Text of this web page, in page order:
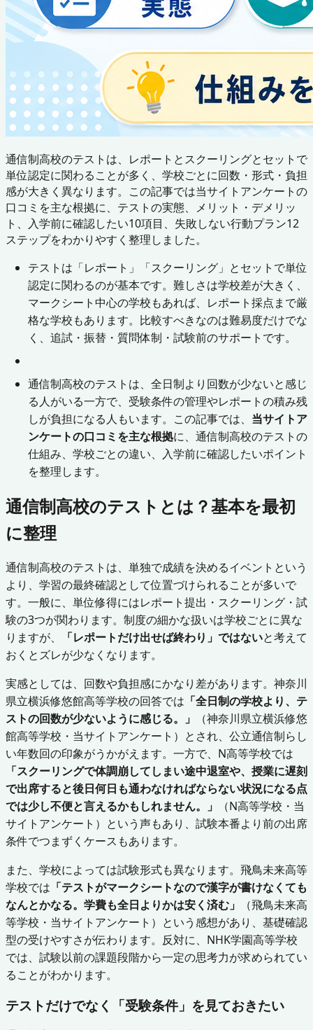
通信制高校のテストは、レポートとスクーリングとセットで
単位認定に関わることが多く、学校ごとに回数・形式・負担
感が大きく異なります。この記事では当サイトアンケートの
口コミを主な根拠に、テストの実態、メリット・デメリッ
ト、入学前に確認したい10項目、失敗しない行動プラン12
ステップをわかりやすく整理しました。
テストは「レポート」「スクーリング」とセットで単位
認定に関わるのが基本です。難しさは学校差が大きく、
マークシート中心の学校もあれば、レポート採点まで厳
格な学校もあります。比較すべきなのは難易度だけでな
く、追試・振替・質問体制・試験前のサポートです。
通信制高校のテストは、全日制より回数が少ないと感じ
る人がいる一方で、受験条件の管理やレポートの積み残
しが負担になる人もいます。この記事では、 当サイトア
ンケートの口コミを主な根拠に、通信制高校のテストの
仕組み、学校ごとの違い、入学前に確認したいポイント
を整理します。
通信制高校のテストとは？基本を最初
に整理
通信制高校のテストは、単独で成績を決めるイベントという
より、学習の最終確認として位置づけられることが多いで
す。一般に、単位修得にはレポート提出・スクーリング・試
験の3つが関わります。制度の細かな扱いは学校ごとに異な
りますが、
「レポートだけ出せば終わり」ではないと考えて
おくとズレが少なくなります。
実感としては、回数や負担感にかなり差があります。神奈川
県立横浜修悠館高等学校の回答では 「全日制の学校より、テ
ストの回数が少ないように感じる。」
（神奈川県立横浜修悠
館高等学校・当サイトアンケート）とされ、公立通信制らし
い年数回の印象がうかがえます。一方で、N高等学校では
「スクーリングで体調崩してしまい途中退室や、授業に遅刻
で出席すると後日何日も通わなければならない状況になる点
では少し不便と言えるかもしれません。」
（N高等学校・当
サイトアンケート）という声もあり、試験本番より前の出席
条件でつまずくケースもあります。
また、学校によっては試験形式も異なります。飛鳥未来高等
学校では 「テストがマークシートなので漢字が書けなくても
なんとかなる。学費も全日よりかは安く済む」
（飛鳥未来高
等学校・当サイトアンケート）という感想があり、基礎確認
型の受けやすさが伝わります。反対に、NHK学園高等学校
では、試験以前の課題段階から一定の思考力が求められてい
ることがわかります。
テストだけでなく「受験条件」を見ておきたい